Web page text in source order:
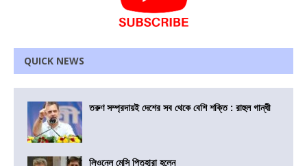
QUICK NEWS
তরুণ সম্প্রদায়ই দেশের সব থেকে বেশি শক্তি : রাহুল গান্ধী
লিওনেল মেসি পিতৃহারা হলেন